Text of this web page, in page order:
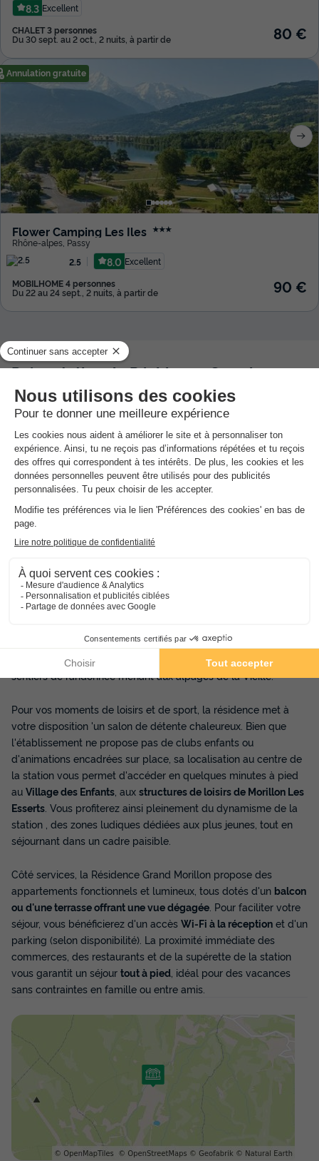
8.3 Excellent
CHALET 3 personnes
Du 30 sept. au 2 oct., 2 nuits, à partir de 80 €
Annulation gratuite
Flower Camping Les Iles ★★★
Rhône-alpes Passy
2.5
8.0 Excellent
MOBILHOME 4 personnes
Du 22 au 24 sept., 2 nuits, à partir de 90 €
Présentation de Résidence Grand
Morillon - Vacancéole
Description, Accès, Points d’intérêts, Aux alentours
LesPlus de l'établissement
Proche des sentiers de randonnées
De style chalet montagnard
Nichée au cœur de la station de
situation géographique privilégiée offre une vue imprenable
sur la vallée du Giffre et se trouve à proximité immédiate des
sentiers de randonnée menant aux alpages de la Vieille.
Pour vos moments de loisirs et de sport, la résidence met à
votre disposition 'un salon de détente chaleureux. Bien que
l'établissement ne propose pas de clubs enfants ou
d'animations encadrées sur place, sa localisation au centre de
la station vous permet d'accéder en quelques minutes à pied
au Village des Enfants , aux structures de loisirs de Morillon Les
Esserts . Vous profiterez ainsi pleinement du dynamisme de la
station , des zones ludiques dédiées aux plus jeunes, tout en
séjournant dans un cadre paisible.
Côté services, la Résidence Grand Morillon propose des
appartements fonctionnels et lumineux, tous dotés d'un balcon
ou d'une terrasse offrant une vue dégagée . Pour faciliter votre
séjour, vous bénéficierez d'un accès Wi-Fi à la réception et d'un
parking (selon disponibilité). La proximité immédiate des
commerces, des restaurants et de la supérette de la station
vous garantit un séjour tout à pied , idéal pour des vacances
sans contraintes en famille ou entre amis.